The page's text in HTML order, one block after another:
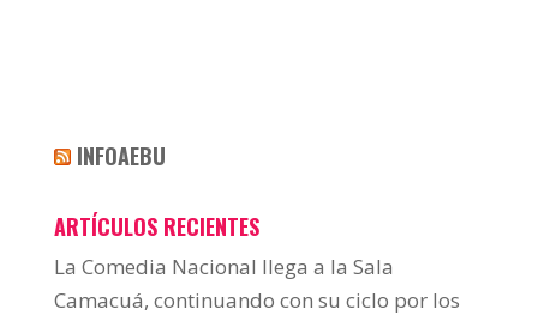
INFOAEBU
ARTÍCULOS RECIENTES
La Comedia Nacional llega a la Sala
Camacuá, continuando con su ciclo por los